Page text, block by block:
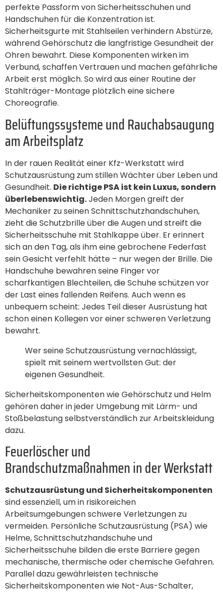
perfekte Passform von Sicherheitsschuhen und
Handschuhen für die Konzentration ist.
Sicherheitsgurte mit Stahlseilen verhindern Abstürze,
während Gehörschutz die langfristige Gesundheit der
Ohren bewahrt. Diese Komponenten wirken im
Verbund, schaffen Vertrauen und machen gefährliche
Arbeit erst möglich. So wird aus einer Routine der
Stahlträger-Montage plötzlich eine sichere
Choreografie.
Belüftungssysteme und Rauchabsaugung
am Arbeitsplatz
In der rauen Realität einer Kfz-Werkstatt wird
Schutzausrüstung zum stillen Wächter über Leben und
Gesundheit. Die richtige PSA ist kein Luxus, sondern
überlebenswichtig.Jeden Morgen greift der
Mechaniker zu seinen Schnittschutzhandschuhen,
zieht die Schutzbrille über die Augen und streift die
Sicherheitsschuhe mit Stahlkappe über. Er erinnert
sich an den Tag, als ihm eine gebrochene Federfast
sein Gesicht verfehlt hätte – nur wegen der Brille. Die
Handschuhe bewahren seine Finger vor
scharfkantigen Blechteilen, die Schuhe schützen vor
der Last eines fallenden Reifens. Auch wenn es
unbequem scheint: Jedes Teil dieser Ausrüstung hat
schon einen Kollegen vor einer schweren Verletzung
bewahrt.
Wer seine Schutzausrüstung vernachlässigt,
spielt mit seinem wertvollsten Gut: der
eigenen Gesundheit.
Sicherheitskomponenten wie Gehörschutz und Helm
gehören daher in jeder Umgebung mit Lärm- und
Stoßbelastung selbstverständlich zur Arbeitskleidung
dazu.
Feuerlöscher und
Brandschutzmaßnahmen in der Werkstatt
Schutzausrüstung und Sicherheitskomponenten
sind essenziell, um in risikoreichen
Arbeitsumgebungen schwere Verletzungen zu
vermeiden. Persönliche Schutzausrüstung (PSA) wie
Helme, Schnittschutzhandschuhe und
Sicherheitsschuhe bilden die erste Barriere gegen
mechanische, thermische oder chemische Gefahren.
Parallel dazu gewährleisten technische
Sicherheitskomponenten wie Not-Aus-Schalter,